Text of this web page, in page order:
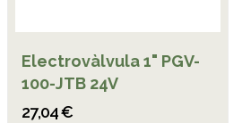
Electrovàlvula 1" PGV-
100-JTB 24V
27,04 €